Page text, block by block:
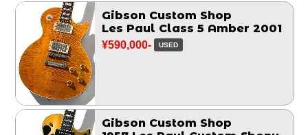
Gibson Custom Shop
Les Paul Class 5 Amber 2001
¥590,000- USED
Gibson Custom Shop